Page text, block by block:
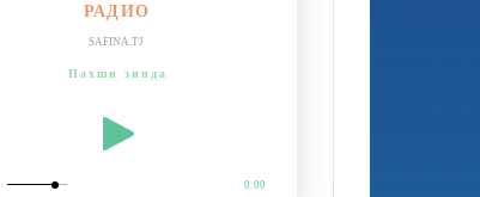
РАДИО
SAFINA.TJ
Пахши зинда
0:00